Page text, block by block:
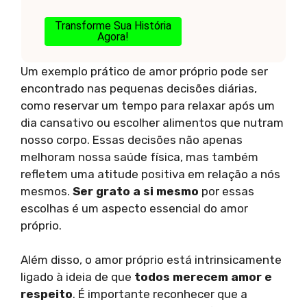
Transforme Sua História
Agora!
Um exemplo prático de amor próprio pode ser
encontrado nas pequenas decisões diárias,
como reservar um tempo para relaxar após um
dia cansativo ou escolher alimentos que nutram
nosso corpo. Essas decisões não apenas
melhoram nossa saúde física, mas também
refletem uma atitude positiva em relação a nós
mesmos. Ser grato a si mesmo por essas
escolhas é um aspecto essencial do amor
próprio.
Além disso, o amor próprio está intrinsicamente
ligado à ideia de que todos merecem amor e
respeito. É importante reconhecer que a